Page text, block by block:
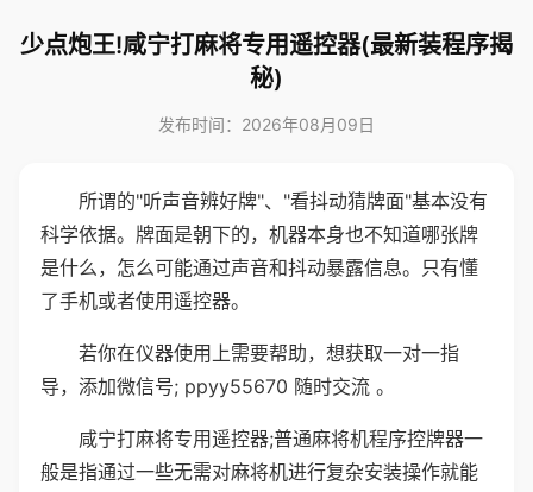
少点炮王!咸宁打麻将专用遥控器(最新装程序揭
秘)
发布时间：2026年08月09日
所谓的"听声音辨好牌"、"看抖动猜牌面"基本没有
科学依据。牌面是朝下的，机器本身也不知道哪张牌
是什么，怎么可能通过声音和抖动暴露信息。只有懂
了手机或者使用遥控器。
若你在仪器使用上需要帮助，想获取一对一指
导，添加微信号; ppyy55670 随时交流 。
咸宁打麻将专用遥控器;普通麻将机程序控牌器一
般是指通过一些无需对麻将机进行复杂安装操作就能